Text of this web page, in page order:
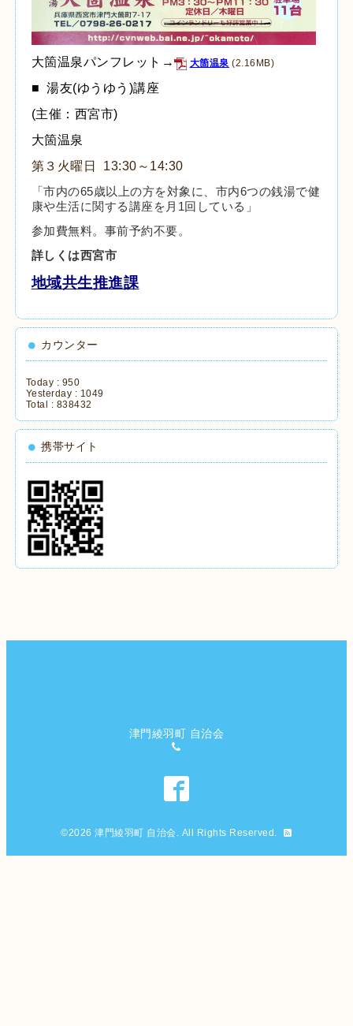
大箇温泉パンフレット→ 大箇温泉 (2.16MB)
■ 湯友(ゆうゆう)講座
(主催：西宮市)
大箇温泉
第３火曜日 13:30～14:30
「市内の65歳以上の方を対象に、市内6つの銭湯で健
康や生活に関する講座を月1回している」
参加費無料。事前予約不要。
詳しくは西宮市
地域共生推進課
カウンター
Today : 950
Yesterday : 1049
Total : 838432
携帯サイト
津門綾羽町 自治会
©2026津門綾羽町 自治会 . All Rights Reserved.